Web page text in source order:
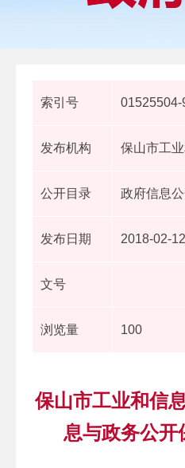
索引号
发布机构 保山市工
公开目录 政府信息
发布日期 2018-02-12
文号
浏览量 100
保山市工业和信
息与政务公开